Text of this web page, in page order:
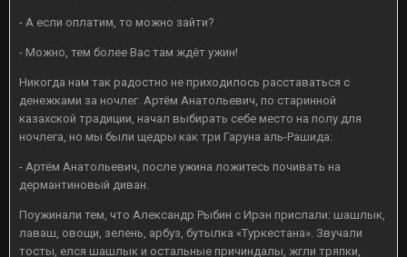
- А если оплатим, то можно зайти?
- Можно, тем более Вас там ждёт ужин!
Никогда нам так радостно не приходилось расставаться с
денежками за ночлег. Артём Анатольевич, по старинной
казахской традиции, начал выбирать себе место на полу для
ночлега, но мы были щедры как три Гаруна аль-Рашида:
- Артём Анатольевич, после ужина ложитесь почивать на
дермантиновый диван.
Поужинали тем, что Александр Рыбин с Ирэн прислали: шашлык,
лаваш, овощи, зелень, арбуз, бутылка «Туркестана». Звучали
тосты, елся шашлык и остальные причиндалы, жгли тряпки,